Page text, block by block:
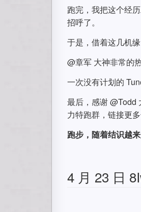
跑完，我把这个经
招呼了。
于是，借着这几机
@章军 大神非常的
一次没有计划的
最后，感谢 @Todd
力特跑群，链接更
跑步，随着结识越
4 月 23 日